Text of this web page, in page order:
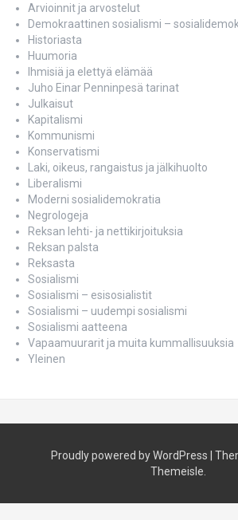
Arvioinnit ja arvostelut
Demokraattinen sosialismi –
Historiasta
Huumoria
Ihmisiä ja elettyä elämää
Juho Einar Penninpesä tarinat
Julkaisut
Kapitalismi
Kommunismi
Konservatismi
Laki, oikeus, rangaistus ja jälkihuolto
Liberalismi
Moderni sosialidemokratia
Negrologeja
Reksan lehti- ja nettikirjoituksia
Reksan palsta
Reksasta
Sosialismi
Sosialismi – esisosialistit
Sosialismi – uudempi sosialismi
Sosialismi aatteena
Vapaamuurarit ja muita kummallisuuksia
Yleinen
Proudly powered by WordPress
Themeisle.